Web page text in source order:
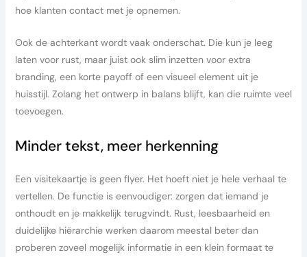
hoe klanten contact met je opnemen.
Ook de achterkant wordt vaak onderschat. Die kun je leeg
laten voor rust, maar juist ook slim inzetten voor extra
branding, een korte payoff of een visueel element uit je
huisstijl. Zolang het ontwerp in balans blijft, kan die ruimte veel
toevoegen.
Minder tekst, meer herkenning
Een visitekaartje is geen flyer. Het hoeft niet je hele verhaal te
vertellen. De functie is eenvoudiger: zorgen dat iemand je
onthoudt en je makkelijk terugvindt. Rust, leesbaarheid en
duidelijke hiërarchie werken daarom meestal beter dan
proberen zoveel mogelijk informatie in een klein formaat te